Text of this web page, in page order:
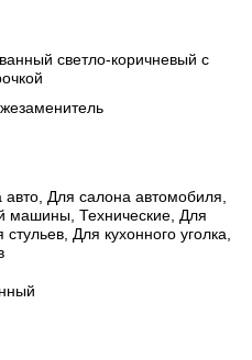
светло-коричневый с
авто, Для салона автомобиля,
машины, Технические, Для
Для кухонного уголка,